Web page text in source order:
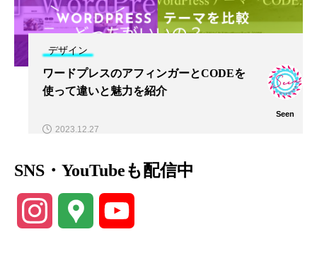
デザイン
ワードプレスのアフィンガーとCODEを
使って違いと魅力を紹介
Seen
2023.12.27
SNS・YouTubeも配信中
Instagram Google